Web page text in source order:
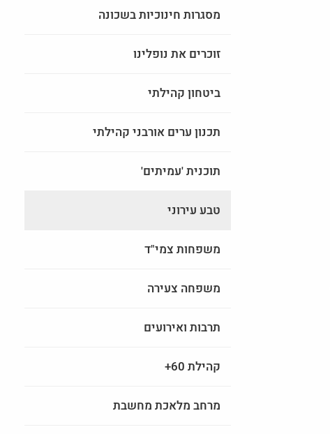
מסגרות חינוכיות בשכונה
זוכרים את נופלינו
ביטחון קהילתי
תכנון ערים אורבני קהילתי
תוכנית 'עמיתים'
טבע עירוני
משפחות צמי"ד
משפחה צעירה
תרבות ואירועים
קהילת 60+
מרחב מלאכת מחשבת